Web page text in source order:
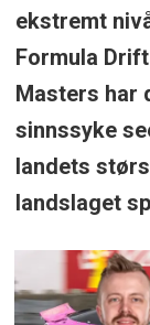
ekstremt
Formula
Masters har
sinnssyke
landets
landslaget